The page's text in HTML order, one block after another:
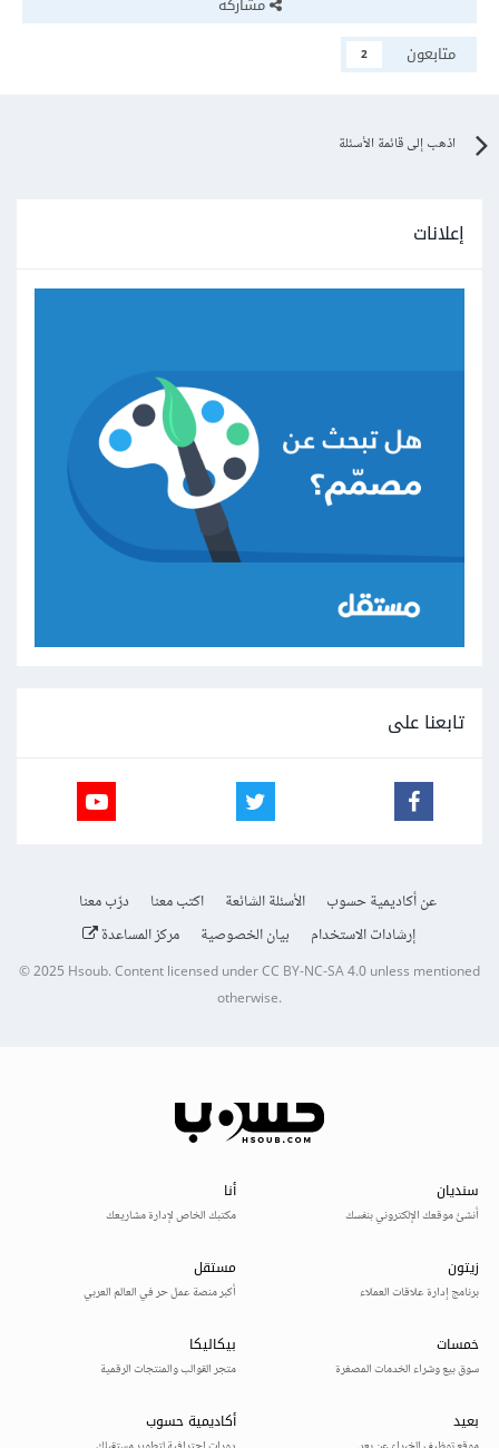
متابعون
2
اذهب إلى قائمة الأسئلة
إعلانات
تابعنا على
عن أكاديمية حسوب الأسئلة الشائعة اكتب معنا
درّب معنا
إرشادات الاستخدام
بيان الخصوصية مركز المساعدة
© 2025Hsoub.Content licensed underCC BY-NC-SA 4.0unless mentioned
otherwise.